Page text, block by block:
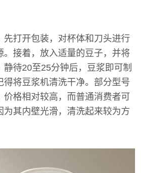
先打开包装，对杯体和刀头进行
。接着，放入适量的豆子，并将
静待20至25分钟后，豆浆即可制
得将豆浆机清洗干净。部分型号
格相对较高，而普通消费者可
为其内壁光滑，清洗起来较为方